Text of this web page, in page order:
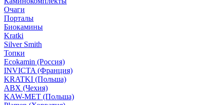
Очаги
Порталы
Биокамины
Kratki
Silver Smith
Топки
Ecokamin (Россия)
INVICTA (Франция)
KRATKI (Польша)
ABX (Чехия)
KAW-MET (Польша)